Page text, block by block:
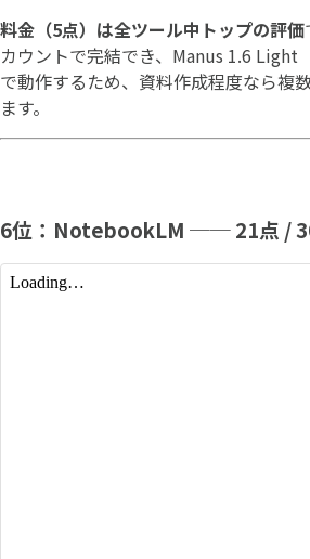
料金（5点）は全ツール中トップの評価
カウントで完結でき、Manus 1.6 Light
で動作するため、資料作成程度なら複
ます。
6位：NotebookLM ── 21点 /